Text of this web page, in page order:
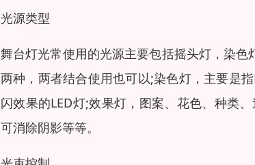
光源类型
舞台灯光常使用的光源主要包括摇头灯，染
两种，两者结合使用也可以;染色灯，主要是
闪效果的LED灯;效果灯，图案、花色、种类
可消除阴影等等。